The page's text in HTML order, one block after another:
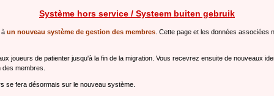
Système hors service / Systeem buiten gebruik
à un nouveau système de gestion des membres . Cette page et les données associées
joueurs de patienter jusqu'à la fin de la migration. Vous recevrez ensuite de nouveaux
membres.
se fera désormais sur le nouveau système.